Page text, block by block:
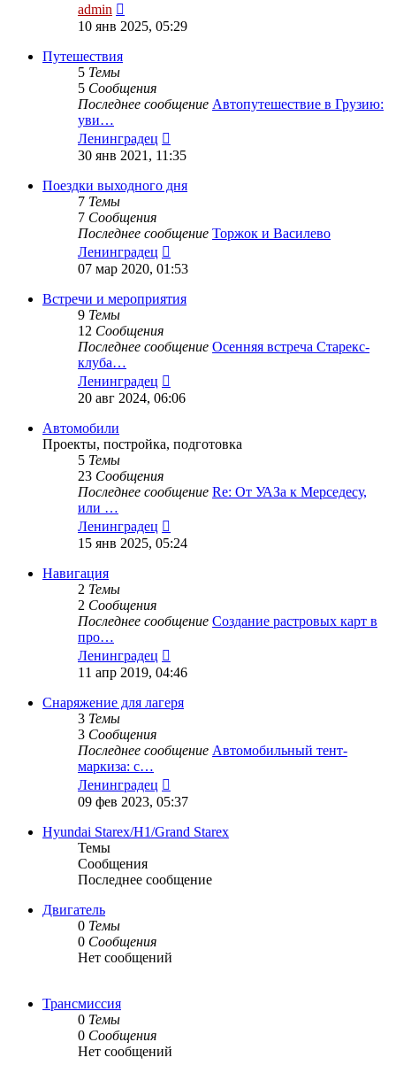
admin
к
10 янв 2025, 05:29
Путешествия
5 Темы
5 Сообщения
Последнее сообщение Автопутешествие в Грузию:
уви…
Ленинградец
к
сообщению
30 янв 2021, 11:35
Поездки выходного дня
7 Темы
7 Сообщения
Последнее сообщение Торжок и Василево
Ленинградец
к
сообщению
07 мар 2020, 01:53
Встречи и мероприятия
9 Темы
12 Сообщения
Последнее сообщение Осенняя встреча Старекс-
клуба…
Ленинградец
к
20 авг 2024, 06:06
Автомобили
Проекты, постройка, подготовка
5 Темы
23 Сообщения
Последнее сообщение Re: От УАЗа к Мерседесу,
или …
Ленинградец
к
15 янв 2025, 05:24
Навигация
2 Темы
2 Сообщения
Последнее сообщение Создание растровых карт в
про…
Ленинградец
к
сообщению
11 апр 2019, 04:46
Снаряжение для лагеря
3 Темы
3 Сообщения
Последнее сообщение Автомобильный тент-
маркиза: с…
Ленинградец
к
сообщению
09 фев 2023, 05:37
Hyundai Starex/H1/Grand Starex
Темы
Сообщения
Последнее сообщение
Двигатель
0 Темы
0 Сообщения
Нет сообщений
Трансмиссия
0 Темы
0 Сообщения
Нет сообщений